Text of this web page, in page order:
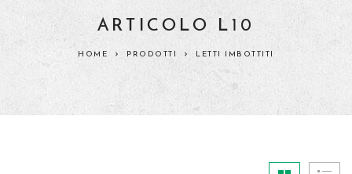
ARTICOLO L10
HOME PRODOTTI LETTI IMBOTTITI